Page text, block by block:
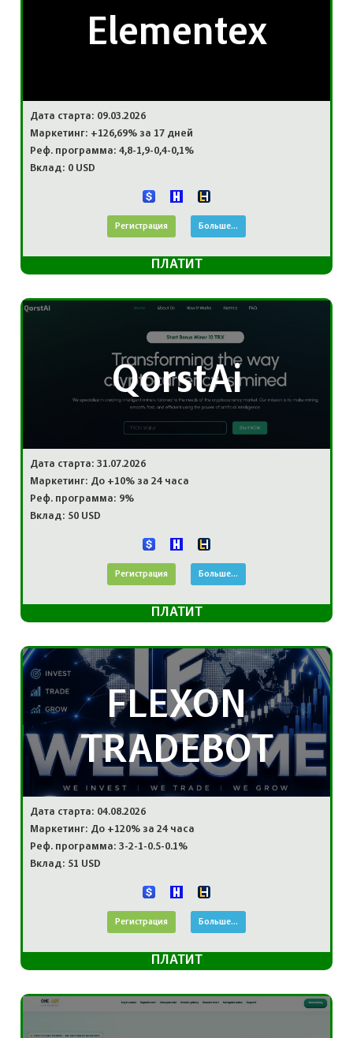
Elementex
Дата старта: 09.03.2026
Маркетинг: +126,69% за 17 дней
Реф. программа: 4,8-1,9-0,4-0,1%
Вклад: 0 USD
Регистрация Больше...
ПЛАТИТ
QorstAi
Дата старта: 31.07.2026
Маркетинг: До +10% за 24 часа
Реф. программа: 9%
Вклад: 50 USD
Регистрация Больше...
ПЛАТИТ
FLEXON
TRADEBOT
Дата старта: 04.08.2026
Маркетинг: До +120% за 24 часа
Реф. программа: 3-2-1-0.5-0.1%
Вклад: 51 USD
Регистрация Больше...
ПЛАТИТ